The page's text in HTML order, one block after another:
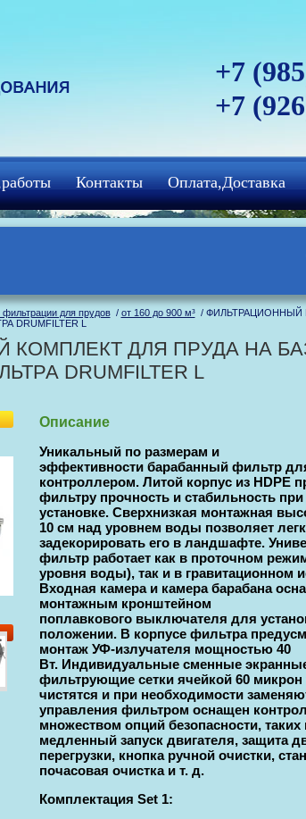
+7
+7
Контакты Оплата,Доставка
для прудов/ от 160 до 900 м³/ ФИЛЬТРАЦИОННЫЙ
DRUMFILTER L
КОМПЛЕКТ ДЛЯ ПРУДА НА
DRUMFILTER L
Описание
Уникальный по размерам и
эффективности барабанный фильтр
контроллером. Литой корпус из HDPE
фильтру прочность и стабильность при
установке. Сверхнизкая монтажная
10 см над уровнем воды позволяет
задекорировать его в ландшафте.
фильтр работает как в проточном
уровня воды), так и в гравитационном
Входная камера и камера барабана
монтажным кронштейном
поплавкового выключателя для
положении. В корпусе фильтра
монтаж УФ-излучателя мощностью 40
Вт. Индивидуальные сменные
фильтрующие сетки ячейкой 60 микрон
чистятся и при необходимости
управления фильтром оснащен
множеством опций безопасности, таких
медленный запуск двигателя, защита
перегрузки, кнопка ручной очистки,
почасовая очистка и т. д.
Комплектация Set 1: